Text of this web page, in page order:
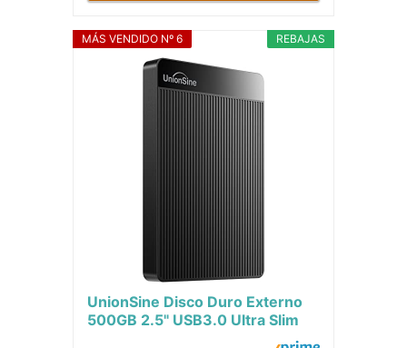
REBAJAS
MÁS VENDIDO Nº 6
UnionSine Disco Duro Externo
500GB 2.5" USB3.0 Ultra Slim
Portátil HDD Almacenamiento